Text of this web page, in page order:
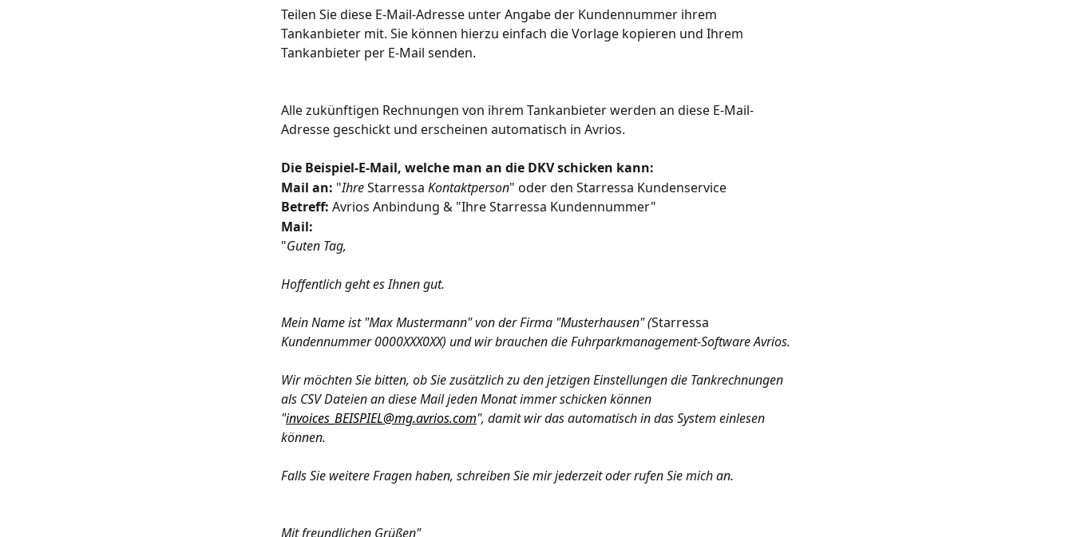
Teilen Sie diese E-Mail-Adresse unter Angabe der Kundennummer ihrem
Tankanbieter mit. Sie können hierzu einfach die Vorlage kopieren und Ihrem
Tankanbieter per E-Mail senden.
Alle zukünftigen Rechnungen von ihrem Tankanbieter werden an diese E-Mail-
Adresse geschickt und erscheinen automatisch in Avrios.
Die Beispiel-E-Mail, welche man an die DKV schicken kann:
Mail an: "Ihre Starressa Kontaktperson" oder den Starressa Kundenservice
Betreff: Avrios Anbindung & "Ihre Starressa Kundennummer"
Mail:
"Guten Tag,
Hoffentlich geht es Ihnen gut.
Mein Name ist "Max Mustermann" von der Firma "Musterhausen" (Starressa
Kundennummer 0000XXX0XX) und wir brauchen die Fuhrparkmanagement-Software Avrios.
Wir möchten Sie bitten, ob Sie zusätzlich zu den jetzigen Einstellungen die Tankrechnungen
als CSV Dateien an diese Mail jeden Monat immer schicken können
"invoices_BEISPIEL@mg.avrios.com", damit wir das automatisch in das System einlesen
können.
Falls Sie weitere Fragen haben, schreiben Sie mir jederzeit oder rufen Sie mich an.
Mit freundlichen Grüßen"